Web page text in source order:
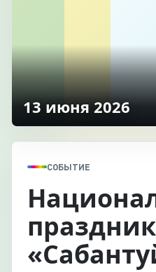
13 июня 2026
СОБЫТИЕ
праздник